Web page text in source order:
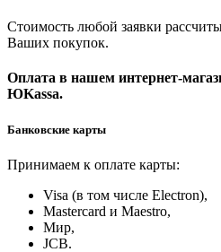
Стоимость любой заявки
Ваших покупок.
Оплата в нашем интернет-
ЮKassa.
Банковские карты
Принимаем к оплате карты:
Visa (в том числе Electron),
Masterсard и Maestro,
Мир,
JCB.